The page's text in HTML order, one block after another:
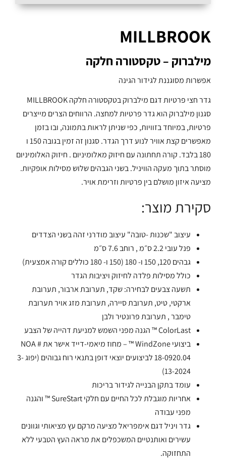
MILLBROOK
מילברוק – טקסטורה חלקה
אפשרות מסוגננת לגידור הגינה
גדר חצי פרטיות דגם מילברוק בטקסטורה חלקה MILLBROOK
סגנון מילברוק הוא גדר פרטיות למחצה. הרווחים הצרים מייצרים
פרטיות, במיוחד בזוויות, כפי שניתן לראות בתמונה, ובו בזמן
מאפשרים קצת אוויר לנוע דרך הגדר. סגנון זה זמין בגובה 150 ו
180 בלבד. קורה תחתונה עם חיזוק מאלומיניום . חיזוק האלומיניום
מוסתר בתוך מעקה הוויניל. בשני הגבהים שלוש מסילות אופקיות.
מציעה איזון מושלם בין פרטיות וזרימת אויר.
סקירת מוצר:
עיצוב "שכנות -טובה" עיצוב מודרני זהה בשני הצדדים
פנל עובי 2.2 ס״מ , רוחב 7.6 ס״מ
גבהים 120, 150 ו- 180 (150 ו- 180 כוללים קורה אמצעית)
כולל מסילות פלדה לחיזוק ויציבות הגדר
תשעה צבעים לבחירה: שקד, תערובת ארבור, תערובת
ארקטי, טיט, תערובת סיירה, תערובת מזג אויר תערובת
טימבר , תערובת פרונטיר ולבן
ColorLast ™ הגנה מפני השמש למניעת דהייה של הצבע
ביצועי WindZone ™ – מחוז מיאמי-דייד אישר את NOA #
18-0920.04 לביצועים יוצאי דופן בתנאי רוח גבוהים (יפוג 3-
13-2024)
עומד בתקן הבנייה לגידור בריכות
אחריות מוגבלת לכל החיים עם חלקי SureStart ™ והגנה
מפני עבודה
גדר ויניל דגם אימפריאל מציעה מרקם עץ מציאותי וגוונים
עשירים ואותנטיים המשכפלים את מראה העץ הטבעי ללא
התחזוקה.